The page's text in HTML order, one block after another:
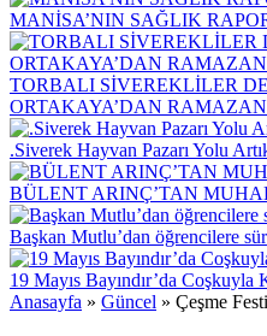
MANİSA’NIN SAĞLIK
TORBALI SİVEREKLİLER
ORTAKAYA’DAN
.Siverek Hayvan Pazarı Yolu
BÜLENT ARINÇ’TAN
Başkan Mutlu’dan öğrencilere
19 Mayıs Bayındır’da Coşkuyla
Anasayfa » Güncel » Çeşme